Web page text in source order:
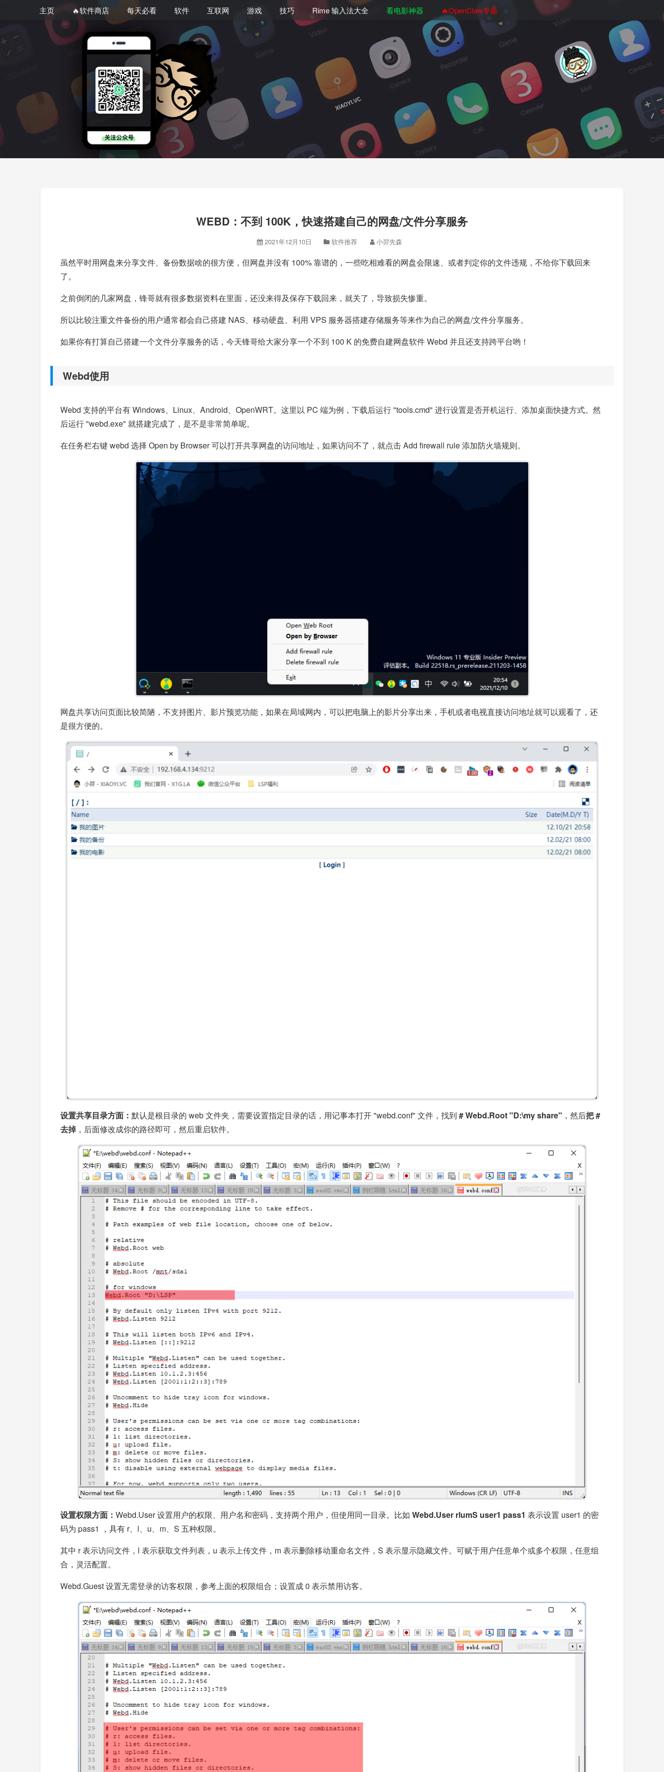
主页 🔥软件商店 每天必看 软件 互联网 游戏 技巧 Rime 输入法大全 看电影神器 🔥OpenClaw专题
WEBD：不到 100K，快速搭建自己的网盘/文件分享服务
2021年12月10日 软件推荐 小羿先森
虽然平时用网盘来分享文件、备份数据啥的很方便，但网盘并没有 100% 靠谱的，一些吃相难看的网盘会限速、或者判定你的文件违规，不给你下载回来
了。
之前倒闭的几家网盘，锋哥就有很多数据资料在里面，还没来得及保存下载回来，就关了，导致损失惨重。
所以比较注重文件备份的用户通常都会自己搭建 NAS、移动硬盘、利用 VPS 服务器搭建存储服务等来作为自己的网盘/文件分享服务。
如果你有打算自己搭建一个文件分享服务的话，今天锋哥给大家分享一个不到 100 K 的免费自建网盘软件 Webd 并且还支持跨平台哟！
Webd使用
Webd 支持的平台有 Windows、Linux、Android、OpenWRT。这里以 PC 端为例，下载后运行 "tools.cmd" 进行设置是否开机运行、添加桌面快捷方式。然
后运行 "webd.exe" 就搭建完成了，是不是非常简单呢。
在任务栏右键 webd 选择 Open by Browser 可以打开共享网盘的访问地址，如果访问不了，就点击 Add firewall rule 添加防火墙规则。
网盘共享访问页面比较简陋，不支持图片、影片预览功能，如果在局域网内，可以把电脑上的影片分享出来，手机或者电视直接访问地址就可以观看了，还
是很方便的。
设置共享目录方面： 默认是根目录的 web 文件夹，需要设置指定目录的话，用记事本打开 "webd.conf" 文件，找到 # Webd.Root "D:\my share" ，然后把 #
去掉，后面修改成你的路径即可，然后重启软件。
设置权限方面： Webd.User 设置用户的权限、用户名和密码，支持两个用户，但使用同一目录。比如 Webd.User rlumS user1 pass1 表示设置 user1 的密
码为 pass1 ，具有 r、l、u、m、S 五种权限。
其中 r 表示访问文件，l 表示获取文件列表，u 表示上传文件，m 表示删除移动重命名文件，S 表示显示隐藏文件。可赋于用户任意单个或多个权限，任意组
合，灵活配置。
Webd.Guest 设置无需登录的访客权限，参考上面的权限组合；设置成 0 表示禁用访客。